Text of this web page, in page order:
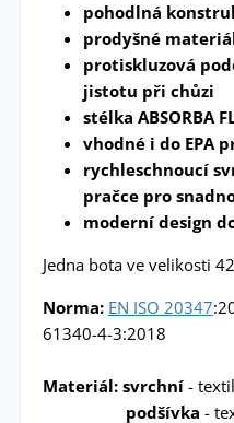
pohodlná
prodyšné
protiskluzová
jistotu při chůzi
stélka ABSORBA
vhodné i do EPA
rychleschnoucí
pračce pro
moderní design
Jedna bota ve velikosti
Norma: EN ISO 20347
61340-4-3:2018
Materiál: svrchní-
podšívka -